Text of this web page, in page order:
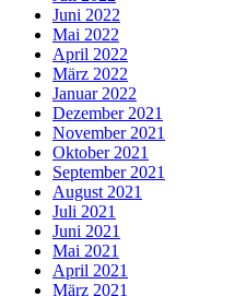
Juni 2022
Mai 2022
April 2022
März 2022
Januar 2022
Dezember 2021
November 2021
Oktober 2021
September 2021
August 2021
Juli 2021
Juni 2021
Mai 2021
April 2021
März 2021